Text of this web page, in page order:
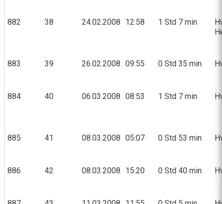
882 38 24.02.2008 12:58 1 Std 7 min
883 39 26.02.2008 09:55 0 Std 35 min
884 40 06.03.2008 08:53 1 Std 7 min
885 41 08.03.2008 05:07 0 Std 53 min
886 42 08.03.2008 15:20 0 Std 40 min